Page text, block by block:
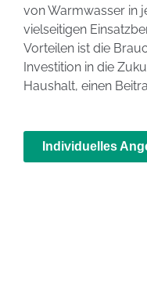
von Warmwasser in
vielseitigen
Vorteilen ist die
Investition in die
Haushalt, einen
Individuelles